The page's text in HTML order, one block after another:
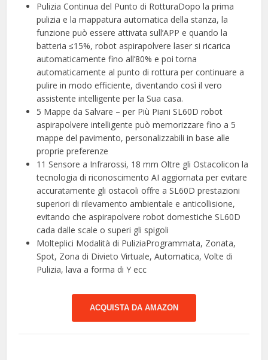
Pulizia Continua del Punto di RotturaDopo la prima
pulizia e la mappatura automatica della stanza, la
funzione può essere attivata sull’APP e quando la
batteria ≤15%, robot aspirapolvere laser si ricarica
automaticamente fino all’80% e poi torna
automaticamente al punto di rottura per continuare a
pulire in modo efficiente, diventando così il vero
assistente intelligente per la Sua casa.
5 Mappe da Salvare – per Più Piani SL60D robot
aspirapolvere intelligente può memorizzare fino a 5
mappe del pavimento, personalizzabili in base alle
proprie preferenze
11 Sensore a Infrarossi, 18 mm Oltre gli Ostacolicon la
tecnologia di riconoscimento AI aggiornata per evitare
accuratamente gli ostacoli offre a SL60D prestazioni
superiori di rilevamento ambientale e anticollisione,
evitando che aspirapolvere robot domestiche SL60D
cada dalle scale o superi gli spigoli
Molteplici Modalità di PuliziaProgrammata, Zonata,
Spot, Zona di Divieto Virtuale, Automatica, Volte di
Pulizia, lava a forma di Y ecc
ACQUISTA DA AMAZON